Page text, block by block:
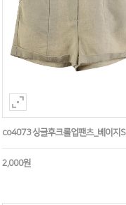
co4073 싱글후크롤업팬츠_베이지S
2,000원